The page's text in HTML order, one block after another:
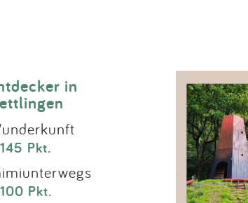
in
145 Pkt.
100 Pkt.